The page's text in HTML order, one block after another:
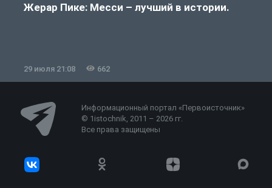
Жерар Пике: Месси – лучший в истории.
29 июля 21:08 662
Информационный портал «Первоисточник»
© 1istochnik, 2011 – 2026 гг.
Все права защищены